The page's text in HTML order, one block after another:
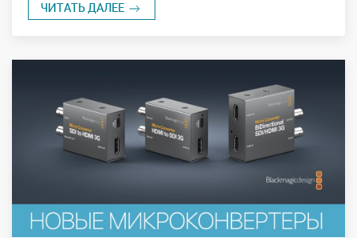
ЧИТАТЬ ДАЛЕЕ